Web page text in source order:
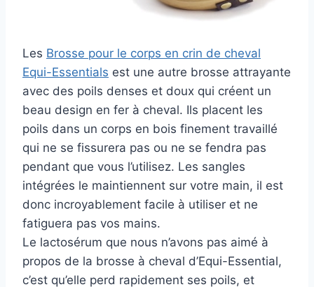
Les Brosse pour le corps en crin de cheval
Equi-Essentials est une autre brosse attrayante
avec des poils denses et doux qui créent un
beau design en fer à cheval. Ils placent les
poils dans un corps en bois finement travaillé
qui ne se fissurera pas ou ne se fendra pas
pendant que vous l’utilisez. Les sangles
intégrées le maintiennent sur votre main, il est
donc incroyablement facile à utiliser et ne
fatiguera pas vos mains.
Le lactosérum que nous n’avons pas aimé à
propos de la brosse à cheval d’Equi-Essential,
c’est qu’elle perd rapidement ses poils, et